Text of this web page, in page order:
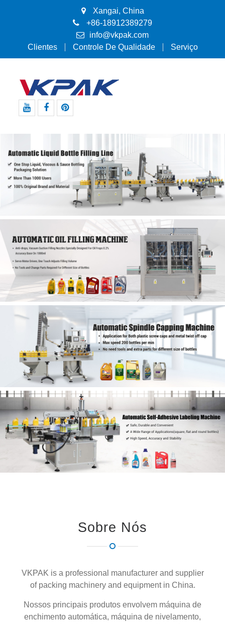
Xangai, China
+86-18912389279
info@vkpak.com
Clientes
Controle De Qualidade Serviço
Sobre Nós
VKPAK is a professional manufacturer and supplier
of packing machinery and equipment in China.
Nossos principais produtos envolvem máquina de
enchimento automática, máquina de nivelamento,